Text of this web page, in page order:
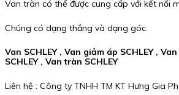
Van tràn có thể được cung cấp với kết nối
Chúng có dạng thẳng và dạng góc.
Van SCHLEY , Van giảm áp SCHLEY ,
SCHLEY , Van tràn SCHLEY
Liên hệ : Công ty TNHH TM KT Hưng Gia